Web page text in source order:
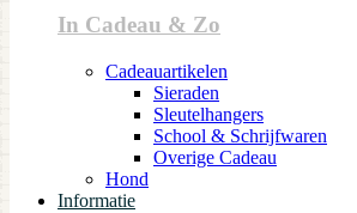
In Cadeau & Zo
Cadeauartikelen
Sieraden
Sleutelhangers
School & Schrijfwaren
Overige Cadeau
Hond
Informatie